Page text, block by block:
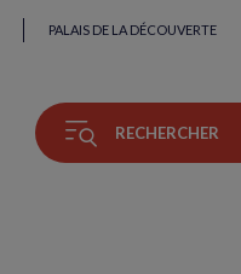
PALAIS DE LA DÉCOUVERTE
RECHERCHER